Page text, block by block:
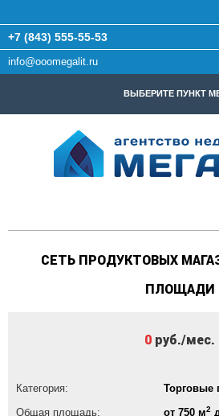
+7 (843) 555-55-53
info@ooomegalit.ru
ВЫБЕРИТЕ ПУНКТ
СЕТЬ ПРОДУКТОВЫХ
ПЛОЩАДИ
0 руб./мес.
Категория:
Торговые
Общая площадь:
от 750 м2